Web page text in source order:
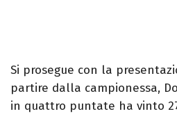
Si prosegue con la
partire dalla campionessa,
in quattro puntate ha vinto